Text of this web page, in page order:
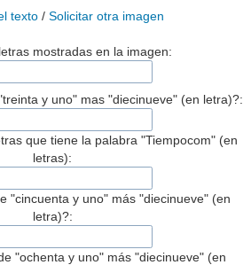
texto/ Solicitar otra imagen
mostradas en la imagen:
y uno" mas "diecinueve" (en letra)?:
que tiene la palabra "Tiempocom" (en
letras):
"cincuenta y uno" más "diecinueve" (en
letra)?:
"ochenta y uno" más "diecinueve" (en